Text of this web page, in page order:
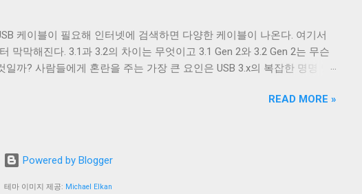
BC)라는 표준을 만들어 USB 충전기를 표준의 영역으로 가지고
라인에 독립적으로 전압을 가해 핸드셰이크 데스크톱, 노트북 등에서 사
케이블이 필요해 인터넷에 검색하면 다양한 케이블이 나온다. 여기서
막막해진다. 3.1과 3.2의 차이는 무엇이고 3.1 Gen 2와 3.2 Gen 2는 무슨
까? 사람들에게 혼란을 주는 가장 큰 요인은 USB 3.x의 복잡한 명명 방
기술이 USB 3.1에서 규정하는 모든 기술보다 발전한 기술은 아니다. 그
는 기술적 측면에서는 합리적인 선택이다. 하지만 이런 이름이 좋은 브랜
도 USB 3.x 표준에 기반한 케이블은 정확히 부를 이름이 없어 그냥 USB
혼란을 해소하기 위해 USB4에서는 모든 표준을 USB4라는 하나의 브랜
READ MORE »
Powered by Blogger
테마 이미지 제공: Michael Elkan